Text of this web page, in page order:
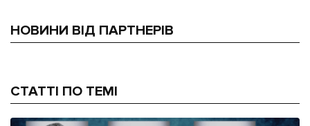
НОВИНИ ВІД ПАРТНЕРІВ
СТАТТІ ПО ТЕМІ